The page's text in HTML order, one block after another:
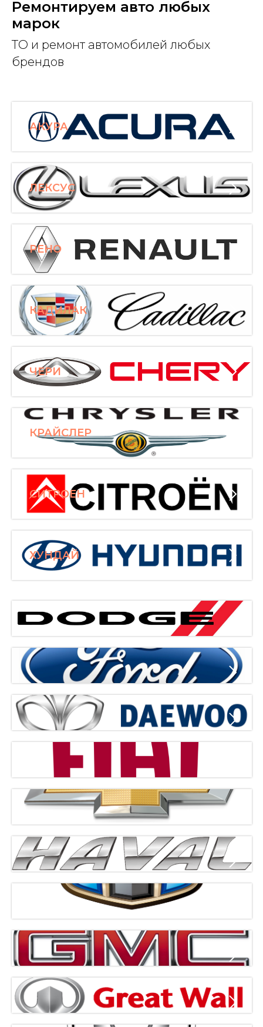
Ремонтируем авто любых
марок
ТО и ремонт автомобилей любых
брендов
АКУРА
ЛЕКСУС
РЕНО
КАДИЛАК
ЧЕРИ
КРАЙСЛЕР
СИТРОЕН
ХУНДАЙ